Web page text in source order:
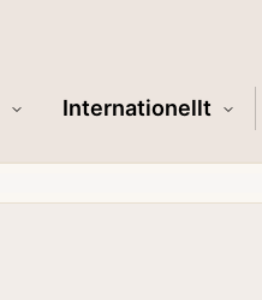
Internationellt